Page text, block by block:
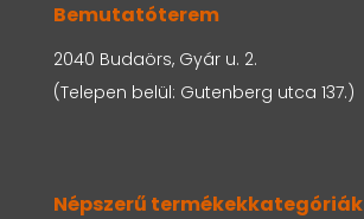
Bemutatóterem
2040 Budaörs, Gyár u. 2.
(Telepen belül: Gutenberg utca 137.)
Népszerű termékekkategóriák